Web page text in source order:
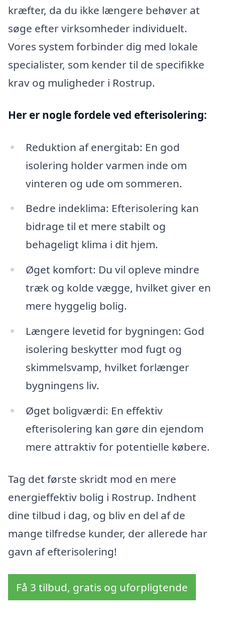
kræfter, da du ikke længere behøver at
søge efter virksomheder individuelt.
Vores system forbinder dig med lokale
specialister, som kender til de specifikke
krav og muligheder i Rostrup.
Her er nogle fordele ved efterisolering:
Reduktion af energitab: En god
isolering holder varmen inde om
vinteren og ude om sommeren.
Bedre indeklima: Efterisolering kan
bidrage til et mere stabilt og
behageligt klima i dit hjem.
Øget komfort: Du vil opleve mindre
træk og kolde vægge, hvilket giver en
mere hyggelig bolig.
Længere levetid for bygningen: God
isolering beskytter mod fugt og
skimmelsvamp, hvilket forlænger
bygningens liv.
Øget boligværdi: En effektiv
efterisolering kan gøre din ejendom
mere attraktiv for potentielle købere.
Tag det første skridt mod en mere
energieffektiv bolig i Rostrup. Indhent
dine tilbud i dag, og bliv en del af de
mange tilfredse kunder, der allerede har
gavn af efterisolering!
Få 3 tilbud, gratis og uforpligtende